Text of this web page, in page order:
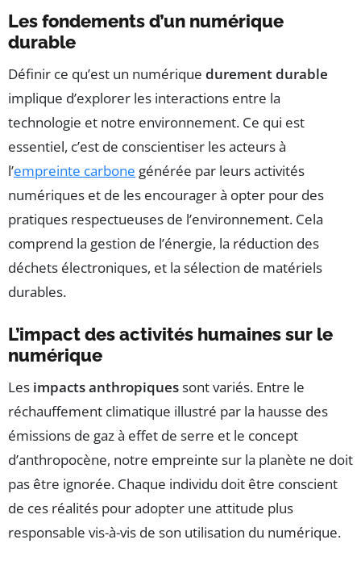
Les fondements d’un numérique
durable
Définir ce qu’est un numérique durement durable
implique d’explorer les interactions entre la
technologie et notre environnement. Ce qui est
essentiel, c’est de conscientiser les acteurs à
l’empreinte carbone générée par leurs activités
numériques et de les encourager à opter pour des
pratiques respectueuses de l’environnement. Cela
comprend la gestion de l’énergie, la réduction des
déchets électroniques, et la sélection de matériels
durables.
L’impact des activités humaines sur le
numérique
Les impacts anthropiquessont variés. Entre le
réchauffement climatique illustré par la hausse des
émissions de gaz à effet de serre et le concept
d’anthropocène, notre empreinte sur la planète ne doit
pas être ignorée. Chaque individu doit être conscient
de ces réalités pour adopter une attitude plus
responsable vis-à-vis de son utilisation du numérique.